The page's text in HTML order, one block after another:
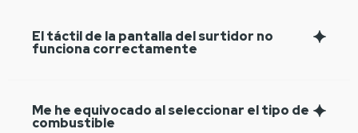
El táctil de la pantalla del surtidor no
funciona correctamente
Me he equivocado al seleccionar el tipo de
combustible